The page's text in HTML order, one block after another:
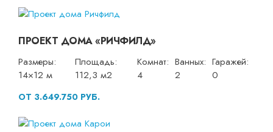
ПРОЕКТ ДОМА «РИЧФИЛД»
Размеры:
14×12 м
Площадь:
112,3 м2
Комнат:
4
Ванных:
2
Гаражей:
0
ОТ 3.649.750 РУБ.